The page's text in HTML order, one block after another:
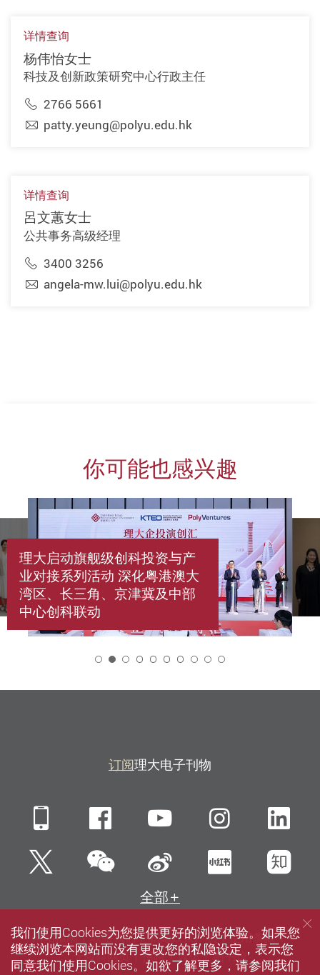
详情查询
杨伟怡女士
科技及创新政策研究中心行政主任
2766 5661
patty.yeung@polyu.edu.hk
详情查询
呂文蕙女士
公共事务高级经理
3400 3256
angela-mw.lui@polyu.edu.hk
你可能也感兴趣
理大启动旗舰级创科投资与产
业对接系列活动 深化粤港澳大
湾区、长三角、京津冀及中部
中心创科联动
订阅理大电子刊物
Mobile FacebookYouTube
Twitter微信 新浪微博小红书知
全部
网站指南 联络我们 私隐政策声明
使用条款
无障碍网页
招聘 媒体 图书馆
我们使用Cookies为您提供更好的浏览体验。如果您
继续浏览本网站而没有更改您的私隐设定，表示您
同意我们使用Cookies。如欲了解更多，请参阅我们